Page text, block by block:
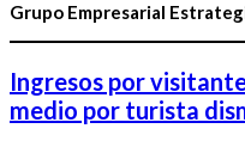
Grupo Empresarial
Ingresos por
medio por turista